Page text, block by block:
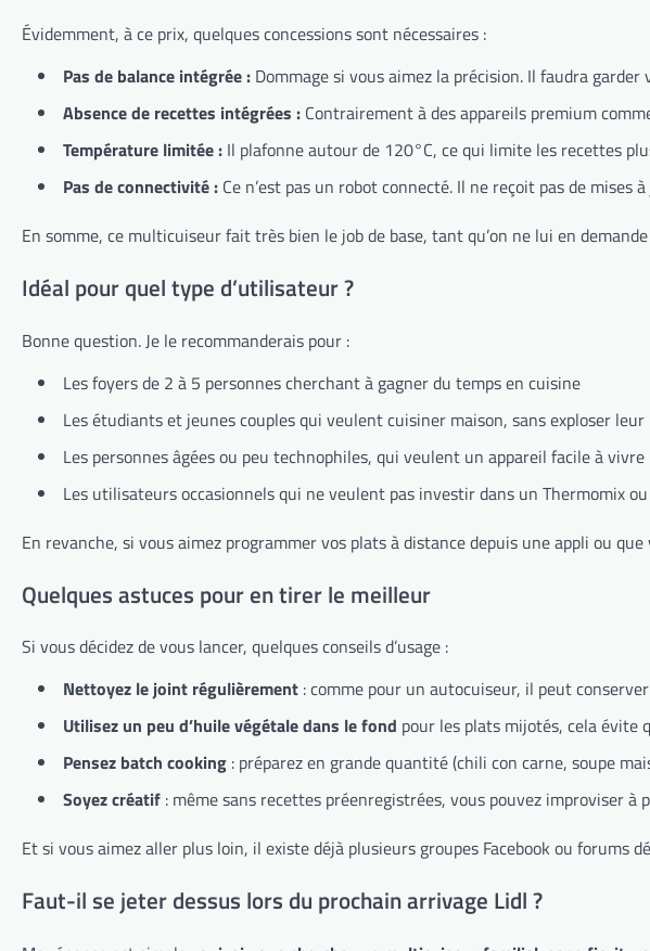
Évidemment, à ce prix, quelques concessions sont nécessaires :
Pas de balance intégrée : Dommage si vous aimez la précision. Il faudra
Absence de recettes intégrées : Contrairement à des appareils premium
Température limitée : Il plafonne autour de 120°C, ce qui limite les recettes
Pas de connectivité : Ce n’est pas un robot connecté. Il ne reçoit pas de
En somme, ce multicuiseur fait très bien le job de base, tant qu’on ne lui en
Idéal pour quel type d’utilisateur ?
Bonne question. Je le recommanderais pour :
Les foyers de 2 à 5 personnes cherchant à gagner du temps en cuisine
Les étudiants et jeunes couples qui veulent cuisiner maison, sans exploser
Les personnes âgées ou peu technophiles, qui veulent un appareil facile à vivre
Les utilisateurs occasionnels qui ne veulent pas investir dans un Thermomix
En revanche, si vous aimez programmer vos plats à distance depuis une appli ou
Quelques astuces pour en tirer le meilleur
Si vous décidez de vous lancer, quelques conseils d’usage :
Nettoyez le joint régulièrement : comme pour un autocuiseur, il peut
Utilisez un peu d’huile végétale dans le fond pour les plats mijotés, cela évite
Pensez batch cooking : préparez en grande quantité (chili con carne, soupe
Soyez créatif : même sans recettes préenregistrées, vous pouvez improviser
Et si vous aimez aller plus loin, il existe déjà plusieurs groupes Facebook ou forums
Faut-il se jeter dessus lors du prochain arrivage Lidl ?